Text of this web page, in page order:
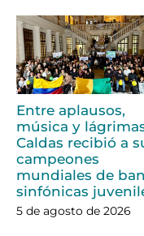
Entre aplausos,
música y
Caldas recibió a
campeones
mundiales de
sinfónicas
5 de agosto de 2026